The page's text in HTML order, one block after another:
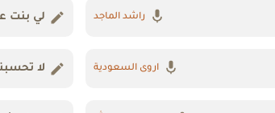
راشد الماجد لي بنت
اروى السعودية لا